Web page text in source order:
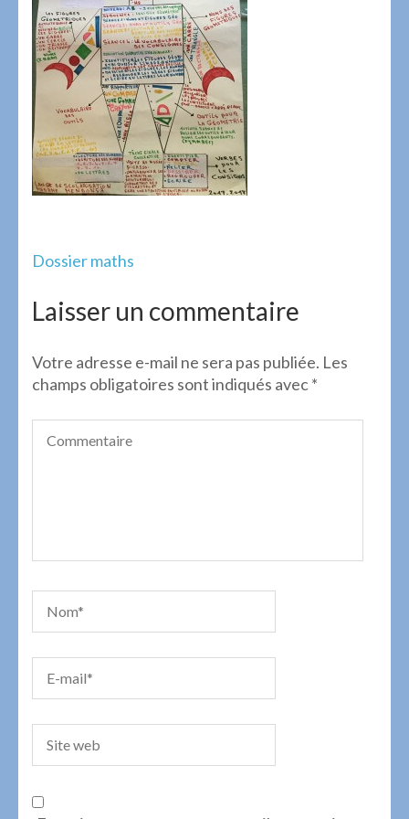
Navigation
l’article
Dossier maths
Laisser un commentaire
Votre adresse e-mail ne sera pas publiée. Les
champs obligatoires sont indiqués avec*